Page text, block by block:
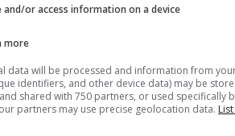
and/or access information on a device
more
data will be processed and information from
identifiers, and other device data) may be
shared with 750 partners, or used specifically
partners may use precise geolocation data.